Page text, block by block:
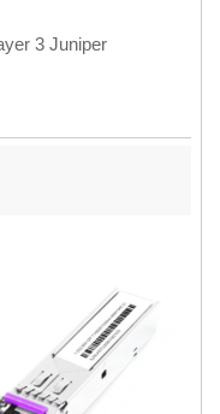
3 Juniper